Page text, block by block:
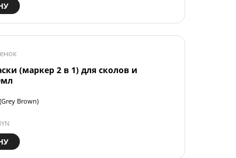
(маркер 2 в 1) для сколов и
Brown)